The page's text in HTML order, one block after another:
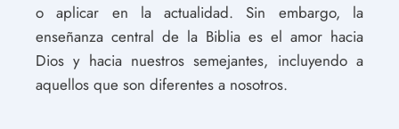
o aplicar en la actualidad. Sin embargo, la
enseñanza central de la Biblia es el amor hacia
Dios y hacia nuestros semejantes, incluyendo a
aquellos que son diferentes a nosotros.